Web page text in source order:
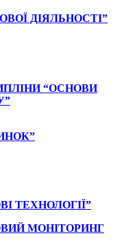
ДІЯЛЬНОСТІ”
“ОСНОВИ
ТЕХНОЛОГІЇ”
МОНІТОРИНГ